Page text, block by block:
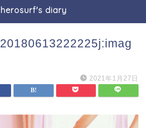
herosurf's diary
2021年1月27日